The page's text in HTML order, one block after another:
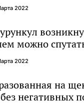
2022
можно
2022
на
негативных